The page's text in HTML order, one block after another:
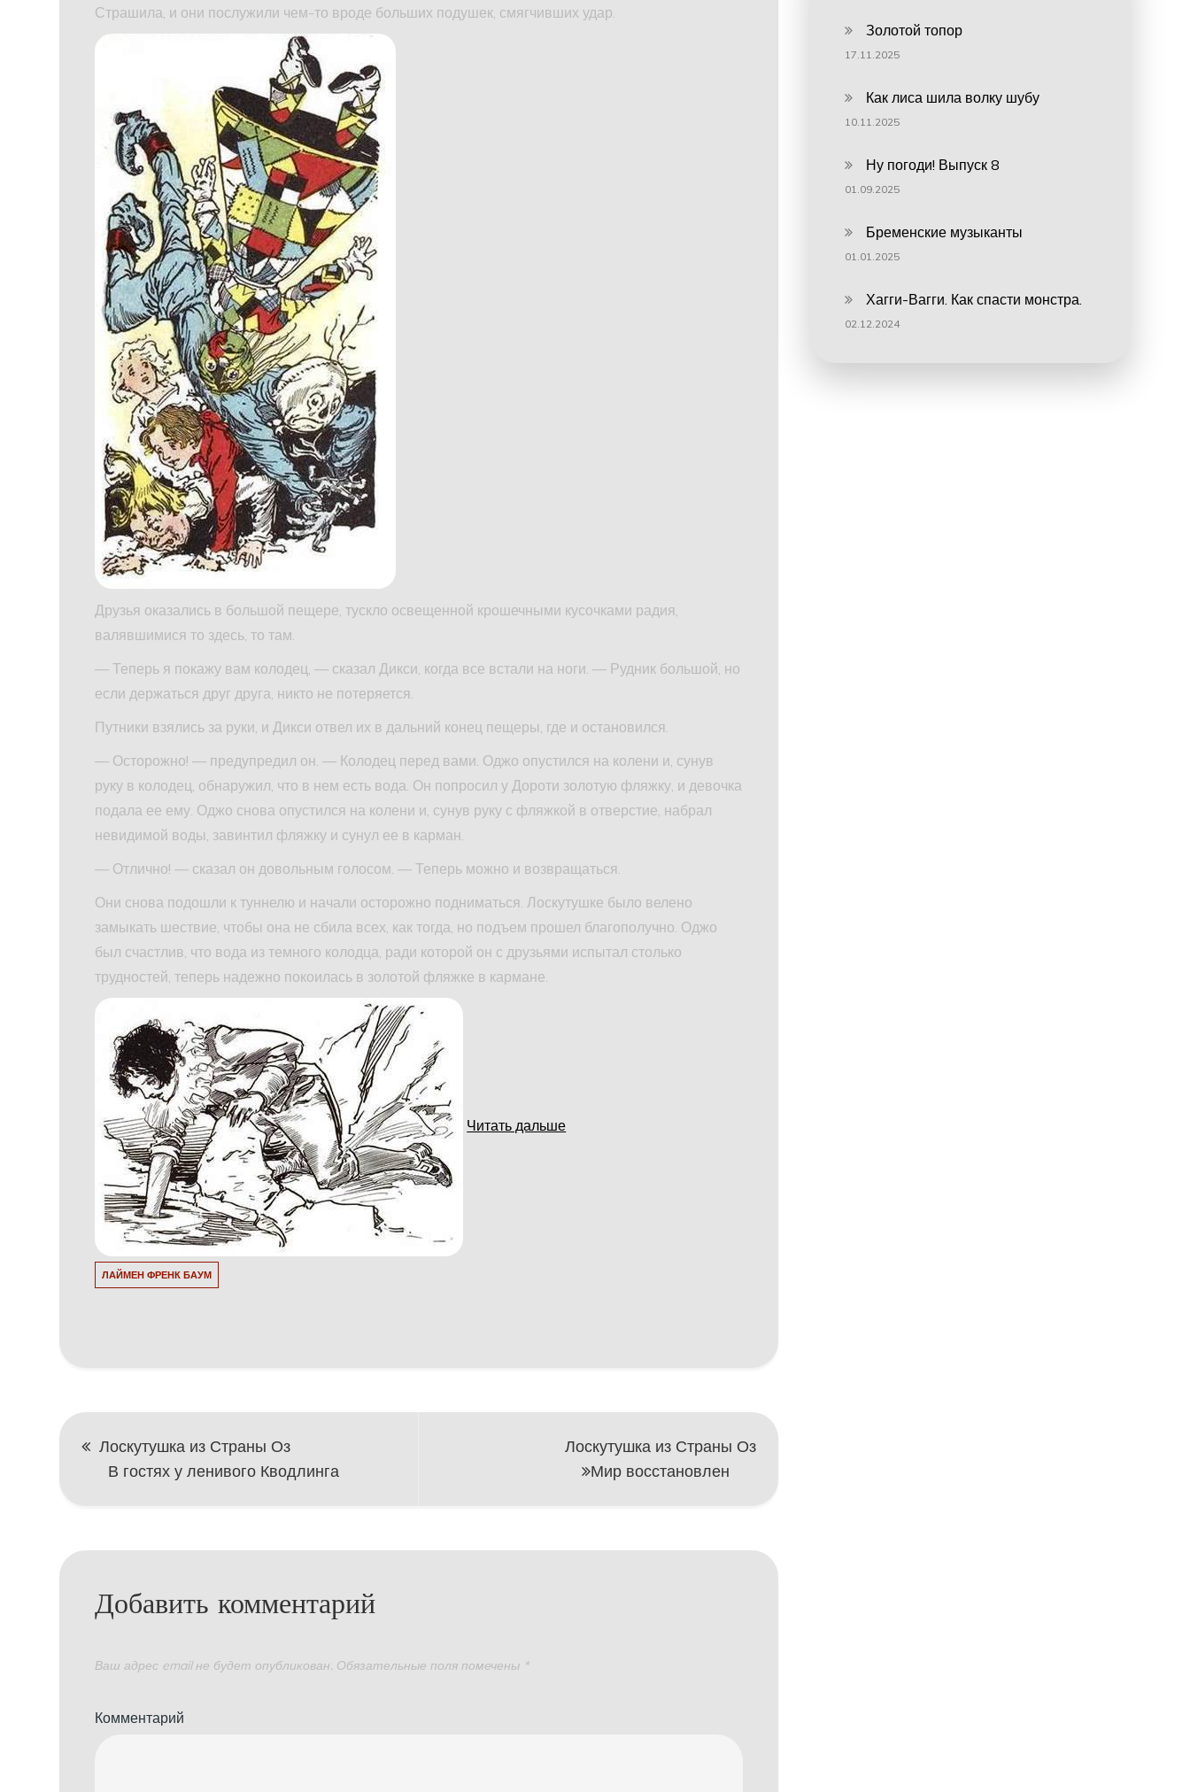
Страшила, и они послужили чем-то вроде больших подушек, смягчивших удар.
Друзья оказались в большой пещере, тускло освещенной крошечными кусочками радия,
валявшимися то здесь, то там.
— Теперь я покажу вам колодец, — сказал Дикси, когда все встали на ноги. — Рудник большой, но
если держаться друг друга, никто не потеряется.
Путники взялись за руки, и Дикси отвел их в дальний конец пещеры, где и остановился.
— Осторожно! — предупредил он. — Колодец перед вами. Оджо опустился на колени и, сунув
руку в колодец, обнаружил, что в нем есть вода. Он попросил у Дороти золотую фляжку, и девочка
подала ее ему. Оджо снова опустился на колени и, сунув руку с фляжкой в отверстие, набрал
невидимой воды, завинтил фляжку и сунул ее в карман.
— Отлично! — сказал он довольным голосом. — Теперь можно и возвращаться.
Они снова подошли к туннелю и начали осторожно подниматься. Лоскутушке было велено
замыкать шествие, чтобы она не сбила всех, как тогда, но подъем прошел благополучно. Оджо
был счастлив, что вода из темного колодца, ради которой он с друзьями испытал столько
трудностей, теперь надежно покоилась в золотой фляжке в кармане.
Читать дальше
ЛАЙМЕН ФРЕНК БАУМ
Навигация
по
записям
Лоскутушка из Страны Оз
В гостях у ленивого Кводлинга
Лоскутушка из Страны Оз
Мир восстановлен
Добавить комментарий
Ваш адрес email не будет опубликован. Обязательные поля помечены *
Комментарий
Золотой топор
17.11.2025
Как лиса шила волку шубу
10.11.2025
Ну погоди! Выпуск 8
01.09.2025
Бременские музыканты
01.01.2025
Хагги-Вагги. Как спасти монстра.
02.12.2024